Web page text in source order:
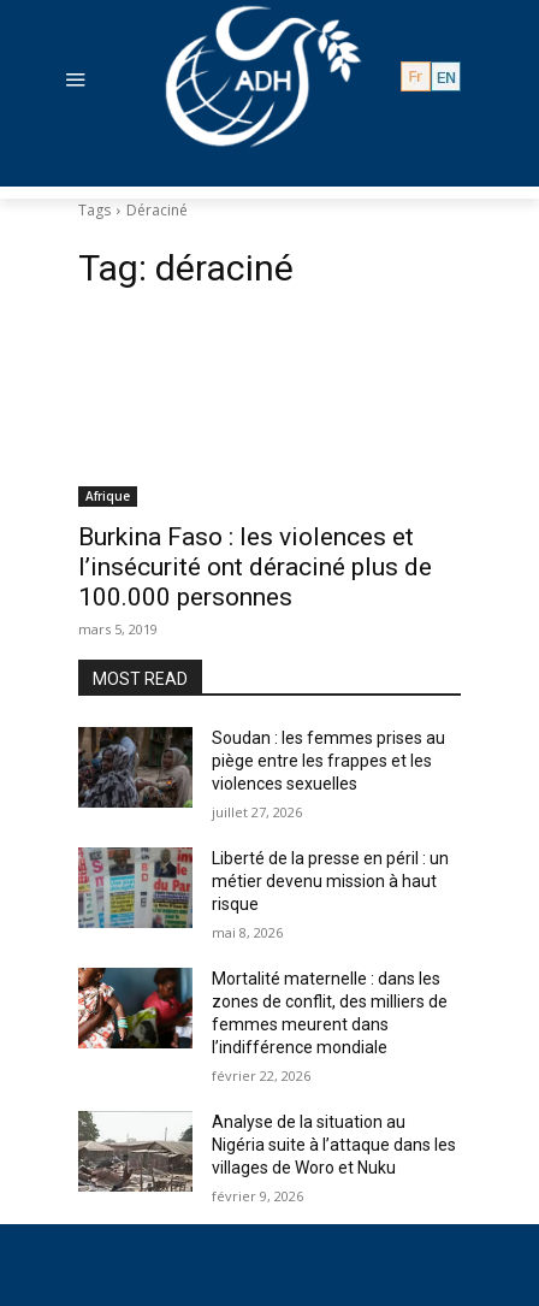
Tags Déraciné
Tag: déraciné
Afrique
Burkina Faso : les violences et
l’insécurité ont déraciné plus de
100.000 personnes
mars 5, 2019
MOST READ
Soudan : les femmes prises au
piège entre les frappes et les
violences sexuelles
juillet 27, 2026
Liberté de la presse en péril : un
métier devenu mission à haut
risque
mai 8, 2026
Mortalité maternelle : dans les
zones de conflit, des milliers de
femmes meurent dans
l’indifférence mondiale
février 22, 2026
Analyse de la situation au
Nigéria suite à l’attaque dans les
villages de Woro et Nuku
février 9, 2026